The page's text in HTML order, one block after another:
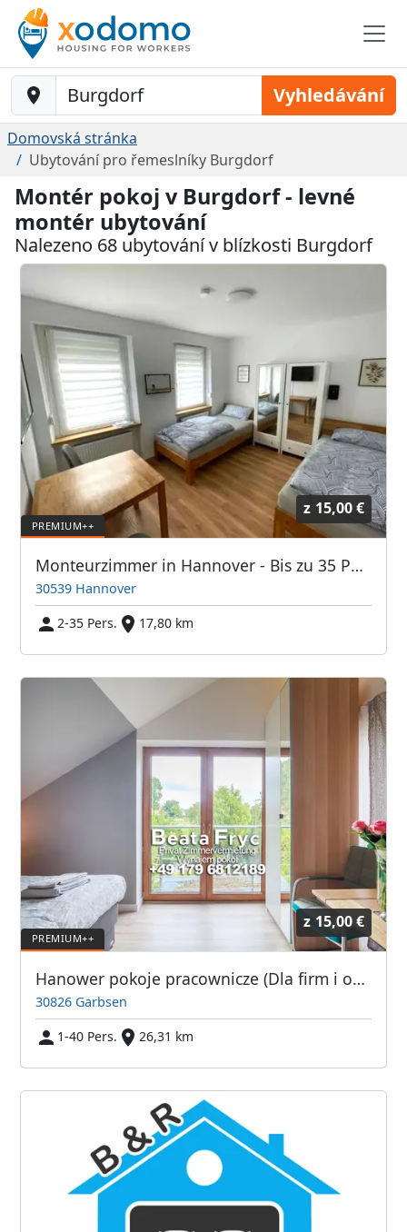
Baustelle-Location Vyhledávání
Domovská stránka
Ubytování pro řemeslníky Burgdorf
Montér pokoj v Burgdorf - levné
montér ubytování
Nalezeno 68 ubytování v blízkosti Burgdorf
z 15,00 €
Monteurzimmer in Hannover - Bis zu 35 Personen -
30539 Hannover
2-35 Pers.
17,80 km
z 15,00 €
Hanower pokoje pracownicze (Dla firm i osób prywatnych)
30826 Garbsen
1-40 Pers.
26,31 km